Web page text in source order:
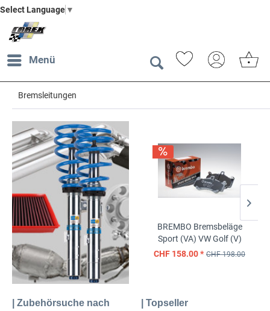
Select Language ▼
Menü
Bremsleitungen
| Zubehörsuche nach
| Topseller
BREMBO Bremsbeläge
Sport (VA) VW Golf (V)
2.0i 16V TFSI GTI (04->)
CHF 158.00 * CHF 198.00